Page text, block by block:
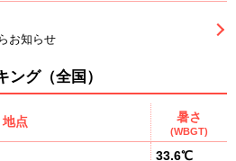
お知らせ
グ（全国）
地点 暑さ
(WBGT)
33.6℃